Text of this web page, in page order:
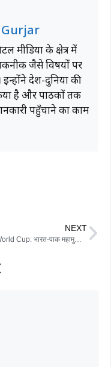
मीडिया के क्षेत्र में
जैसे विषयों पर
देश-दुनिया की
है और पाठकों तक
पहुँचाने का काम
NEXT
U-19 World Cup: भारत-पाक महामुकाबले में वैभव सूर्यवंशी पर होंगी निगाहें, सेमीफाइनल का रास्ता तय करेगा मैच